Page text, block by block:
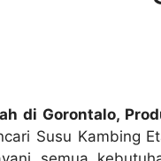
di Gorontalo,
Susu Kambing